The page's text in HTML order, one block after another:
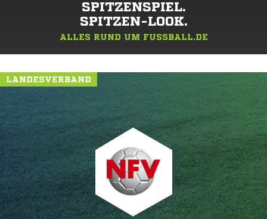
SPITZENSPIEL.
SPITZEN-LOOK.
ALLES RUND UM FUSSBALL.DE
LANDESVERBAND